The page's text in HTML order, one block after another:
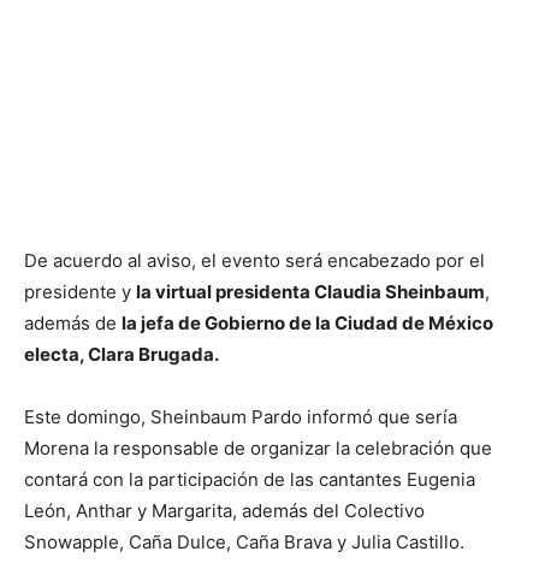
De acuerdo al aviso, el evento será encabezado por el
presidente y la virtual presidenta Claudia Sheinbaum,
además de la jefa de Gobierno de la Ciudad de México
electa, Clara Brugada.
Este domingo, Sheinbaum Pardo informó que sería
Morena la responsable de organizar la celebración que
contará con la participación de las cantantes Eugenia
León, Anthar y Margarita, además del Colectivo
Snowapple, Caña Dulce, Caña Brava y Julia Castillo.